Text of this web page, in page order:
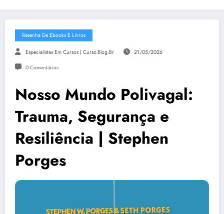
Resenha De Ebooks E Livros
Especialistas Em Cursos | Curso.blog.br 21/05/2026
0 Comentários
Nosso Mundo Polivagal:
Trauma, Segurança e
Resiliência | Stephen
Porges